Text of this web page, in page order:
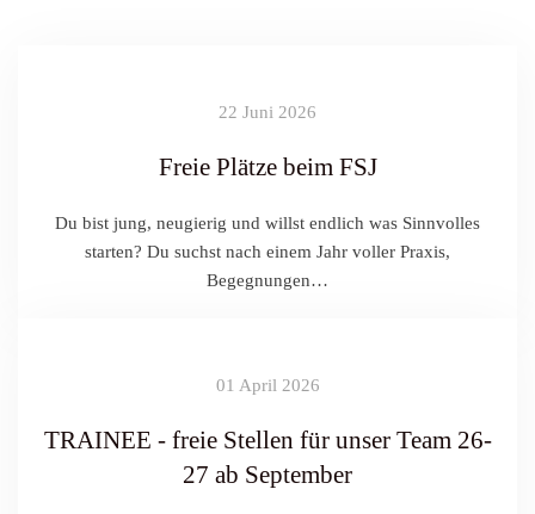
22 Juni 2026
Freie Plätze beim FSJ
Du bist jung, neugierig und willst endlich was Sinnvolles
starten? Du suchst nach einem Jahr voller Praxis,
Begegnungen…
01 April 2026
TRAINEE - freie Stellen für unser Team 26-
27 ab September